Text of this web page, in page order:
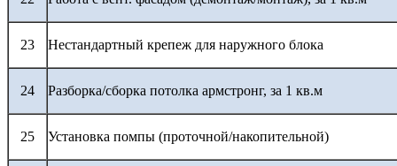
23 Нестандартный крепеж для наружного блока
24 Разборка/сборка потолка армстронг, за 1 кв.м
25 Установка помпы (проточной/накопительной)